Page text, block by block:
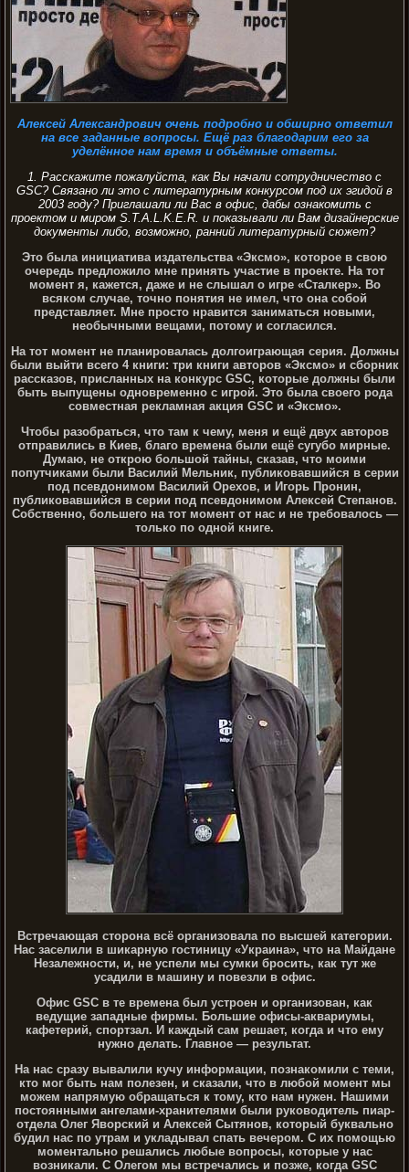
Алексей Александрович очень подробно и обширно ответил
на все заданные вопросы. Ещё раз благодарим его за
уделённое нам время и объёмные ответы.
1. Расскажите пожалуйста, как Вы начали сотрудничество с
GSC? Связано ли это с литературным конкурсом под их эгидой в
2003 году? Приглашали ли Вас в офис, дабы ознакомить с
проектом и миром S.T.A.L.K.E.R. и показывали ли Вам дизайнерские
документы либо, возможно, ранний литературный сюжет?
Это была инициатива издательства «Эксмо», которое в свою
очередь предложило мне принять участие в проекте. На тот
момент я, кажется, даже и не слышал о игре «Сталкер». Во
всяком случае, точно понятия не имел, что она собой
представляет. Мне просто нравится заниматься новыми,
необычными вещами, потому и согласился.
На тот момент не планировалась долгоиграющая серия. Должны
были выйти всего 4 книги: три книги авторов «Эксмо» и сборник
рассказов, присланных на конкурс GSC, которые должны были
быть выпущены одновременно с игрой. Это была своего рода
совместная рекламная акция GSC и «Эксмо».
Чтобы разобраться, что там к чему, меня и ещё двух авторов
отправились в Киев, благо времена были ещё сугубо мирные.
Думаю, не открою большой тайны, сказав, что моими
попутчиками были Василий Мельник, публиковавшийся в серии
под псевдонимом Василий Орехов, и Игорь Пронин,
публиковавшийся в серии под псевдонимом Алексей Степанов.
Собственно, большего на тот момент от нас и не требовалось —
только по одной книге.
Встречающая сторона всё организовала по высшей категории.
Нас заселили в шикарную гостиницу «Украина», что на Майдане
Незалежности, и, не успели мы сумки бросить, как тут же
усадили в машину и повезли в офис.
Офис GSC в те времена был устроен и организован, как
ведущие западные фирмы. Большие офисы-аквариумы,
кафетерий, спортзал. И каждый сам решает, когда и что ему
нужно делать. Главное — результат.
На нас сразу вывалили кучу информации, познакомили с теми,
кто мог быть нам полезен, и сказали, что в любой момент мы
можем напрямую обращаться к тому, кто нам нужен. Нашими
постоянными ангелами-хранителями были руководитель пиар-
отдела Олег Яворский и Алексей Сытянов, который буквально
будил нас по утрам и укладывал спать вечером. С их помощью
моментально решались любые вопросы, которые у нас
возникали. С Олегом мы встречались и позже, когда GSC